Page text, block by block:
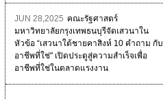
JUN 28,2025 คณะรัฐศาสตร์
มหาวิทยาลัยกรุงเทพธนบุรีจัดเสวนาใน
หัวข้อ “เสวนาใต้ชายคาสิงห์ 10 คำถาม กับ
อาชีพที่ใช่" เปิดประตูสู่ความสำเร็จเพื่อ
อาชีพที่ใช่ในตลาดแรงงาน